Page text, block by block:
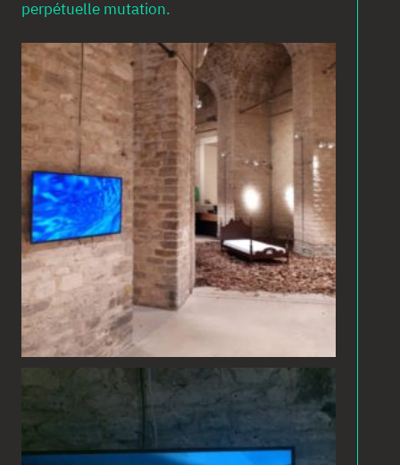
perpétuelle mutation.